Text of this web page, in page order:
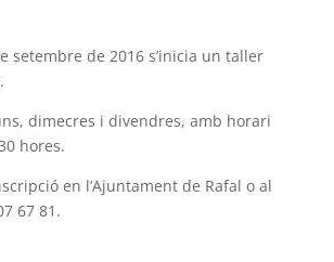
setembre de 2016 s’inicia un taller
dimecres i divendres, amb horari
hores.
en l’Ajuntament de Rafal o al
67 81.